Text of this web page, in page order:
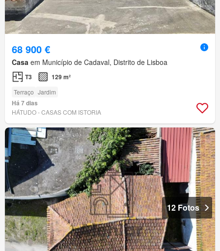
68 900 €
Casa em Município de Cadaval, Distrito de Lisboa
T3 129 m²
Terraço Jardim
Há 7 dias
HÁTUDO - CASAS COM ISTORIA
12 Fotos